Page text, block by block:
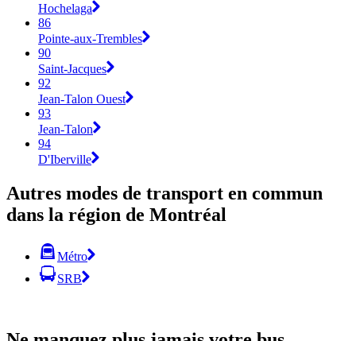
Hochelaga
86
Pointe-aux-Trembles
90
Saint-Jacques
92
Jean-Talon Ouest
93
Jean-Talon
94
D'Iberville
Autres modes de transport en commun
dans la région de Montréal
Métro
SRB